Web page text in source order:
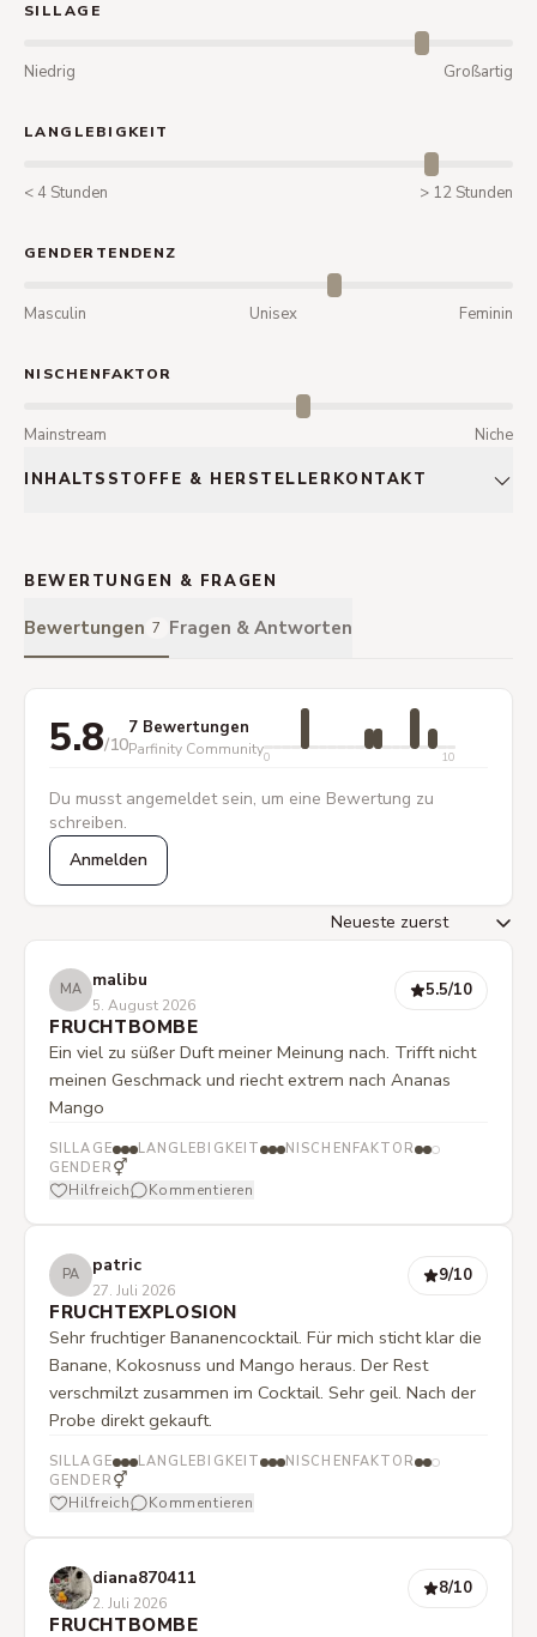
SILLAGE
Niedrig Großartig
LANGLEBIGKEIT
< 4 Stunden > 12 Stunden
GENDERTENDENZ
Masculin Unisex Feminin
NISCHENFAKTOR
Mainstream Niche
INHALTSSTOFFE & HERSTELLERKONTAKT
BEWERTUNGEN & FRAGEN
Bewertungen 7 Fragen & Antworten
5.8/10
7 Bewertungen
Parfinity Community0 10
Du musst angemeldet sein, um eine Bewertung zu
schreiben.
Anmelden
MA malibu
5. August 2026
5.5/10
FRUCHTBOMBE
Ein viel zu süßer Duft meiner Meinung nach. Trifft nicht
meinen Geschmack und riecht extrem nach Ananas
Mango
SILLAGE LANGLEBIGKEIT
NISCHENFAKTOR
GENDER ⚥
Hilfreich Kommentieren
PA patric
27. Juli 2026
9/10
FRUCHTEXPLOSION
Sehr fruchtiger Bananencocktail. Für mich sticht klar die
Banane, Kokosnuss und Mango heraus. Der Rest
verschmilzt zusammen im Cocktail. Sehr geil. Nach der
Probe direkt gekauft.
SILLAGE LANGLEBIGKEIT
NISCHENFAKTOR
GENDER ⚥
Hilfreich Kommentieren
diana870411
2. Juli 2026
8/10
FRUCHTBOMBE